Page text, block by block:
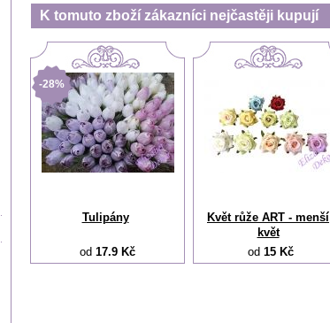
K tomuto zboží zákazníci nejčastěji kupují
-28%
Tulipány
od 17.9 Kč
Květ růže ART - menší
květ
od 15 Kč